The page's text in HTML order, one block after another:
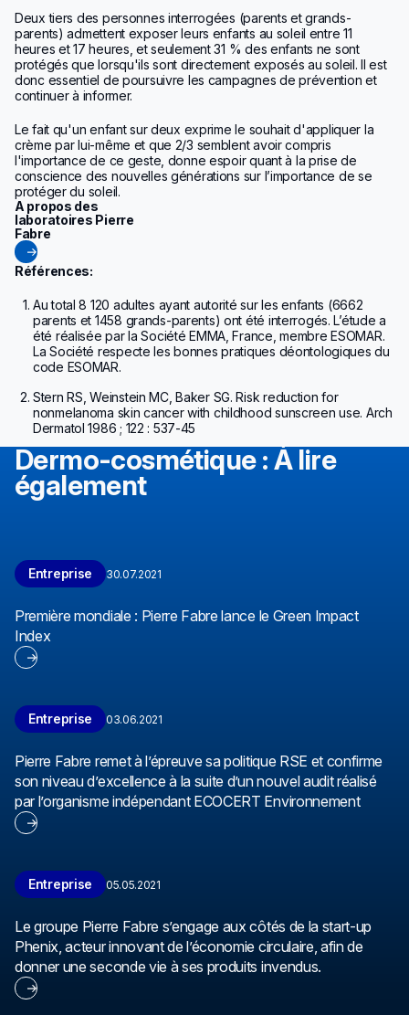
Deux tiers des personnes interrogées (parents et grands-
parents) admettent exposer leurs enfants au soleil entre 11
heures et 17 heures, et seulement 31 % des enfants ne sont
protégés que lorsqu'ils sont directement exposés au soleil. Il est
donc essentiel de poursuivre les campagnes de prévention et
continuer à informer.
Le fait qu'un enfant sur deux exprime le souhait d'appliquer la
crème par lui-même et que 2/3 semblent avoir compris
l'importance de ce geste, donne espoir quant à la prise de
conscience des nouvelles générations sur l’importance de se
protéger du soleil.
A propos des
laboratoires Pierre
Fabre
Références:
Au total 8 120 adultes ayant autorité sur les enfants (6662
parents et 1458 grands-parents) ont été interrogés. L’étude a
été réalisée par la Société EMMA, France, membre ESOMAR.
La Société respecte les bonnes pratiques déontologiques du
code ESOMAR.
Stern RS, Weinstein MC, Baker SG. Risk reduction for
nonmelanoma skin cancer with childhood sunscreen use. Arch
Dermatol 1986 ; 122 : 537-45
Dermo-cosmétique : À lire
également
Première mondiale : Pierre Fabre lance le Green Impact
Index
Entreprise 30.07.2021
Pierre Fabre remet à l’épreuve sa politique RSE et confirme
son niveau d’excellence à la suite d’un nouvel audit réalisé
par l’organisme indépendant ECOCERT Environnement
Entreprise 03.06.2021
Le groupe Pierre Fabre s’engage aux côtés de la start-up
Phenix, acteur innovant de l’économie circulaire, afin de
donner une seconde vie à ses produits invendus.
Entreprise 05.05.2021